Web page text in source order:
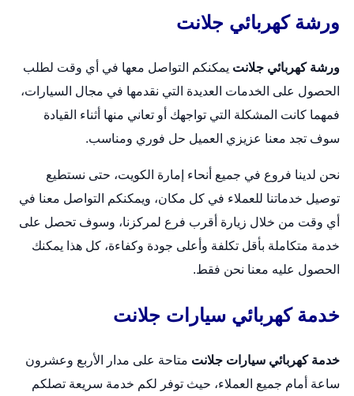
ورشة كهربائي جلانت
ورشة كهربائي جلانت يمكنكم التواصل معها في أي وقت لطلب
الحصول على الخدمات العديدة التي نقدمها في مجال السيارات،
فمهما كانت المشكلة التي تواجهك أو تعاني منها أثناء القيادة
سوف تجد معنا عزيزي العميل حل فوري ومناسب.
نحن لدينا فروع في جميع أنحاء إمارة الكويت، حتى نستطيع
توصيل خدماتنا للعملاء في كل مكان، ويمكنكم التواصل معنا في
أي وقت من خلال زيارة أقرب فرع لمركزنا، وسوف تحصل على
خدمة متكاملة بأقل تكلفة وأعلى جودة وكفاءة، كل هذا يمكنك
الحصول عليه معنا نحن فقط.
خدمة كهربائي سيارات جلانت
خدمة كهربائي سيارات جلانت متاحة على مدار الأربع وعشرون
ساعة أمام جميع العملاء، حيث توفر لكم خدمة سريعة تصلكم